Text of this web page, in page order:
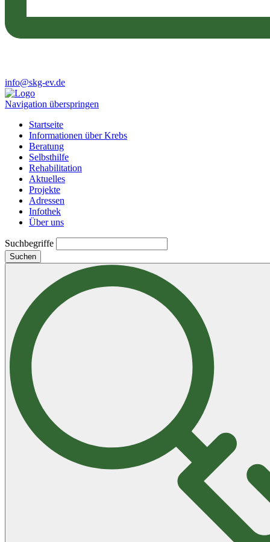
info@skg-ev.de
Navigation überspringen
Startseite
Informationen über Krebs
Beratung
Selbsthilfe
Rehabilitation
Aktuelles
Projekte
Adressen
Infothek
Über uns
Suchbegriffe
Suchen